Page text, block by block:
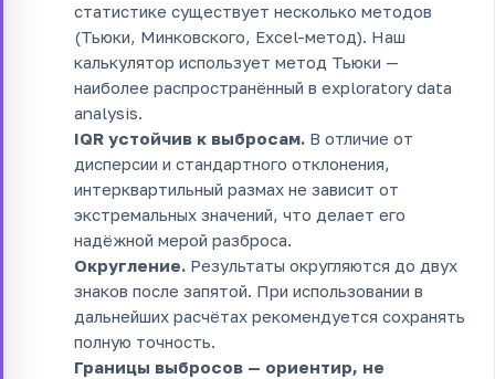
статистике существует несколько методов
(Тьюки, Минковского, Excel-метод). Наш
калькулятор использует метод Тьюки —
наиболее распространённый в exploratory data
analysis.
IQR устойчив к выбросам. В отличие от
дисперсии и стандартного отклонения,
интерквартильный размах не зависит от
экстремальных значений, что делает его
надёжной мерой разброса.
Округление. Результаты округляются до двух
знаков после запятой. При использовании в
дальнейших расчётах рекомендуется сохранять
полную точность.
Границы выбросов — ориентир, не